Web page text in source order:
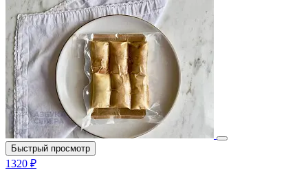
Быстрый просмотр
1320 ₽